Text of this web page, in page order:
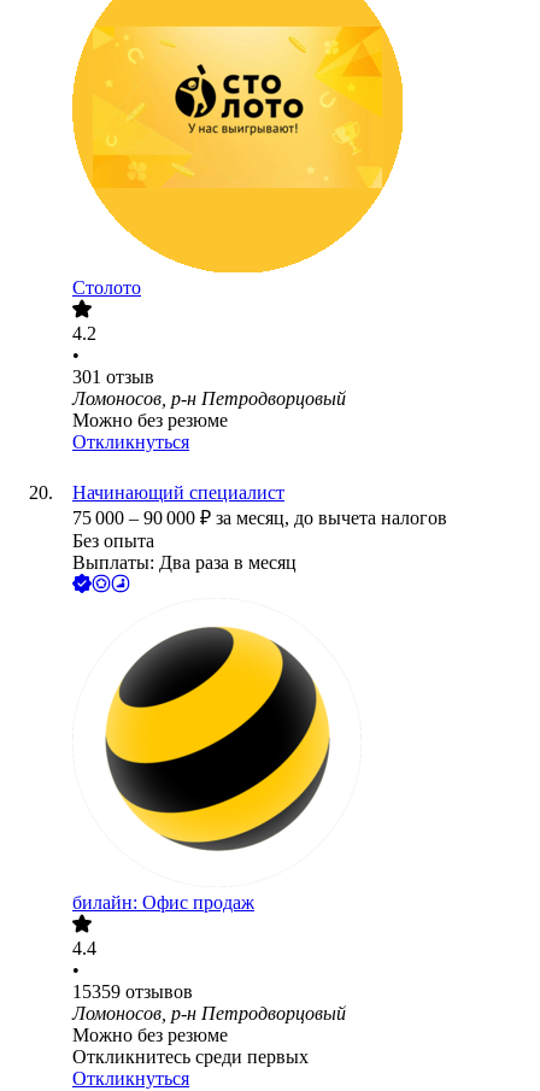
Столото
4.2
•
301 отзыв
Ломоносов, р-н Петродворцовый
Можно без резюме
Откликнуться
Начинающий специалист
75 000 – 90 000 ₽ за месяц, до вычета налогов
Без опыта
Выплаты: Два раза в месяц
билайн: Офис продаж
4.4
•
15359 отзывов
Ломоносов, р-н Петродворцовый
Можно без резюме
Откликнитесь среди первых
Откликнуться